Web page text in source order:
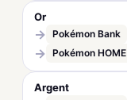
Or
→ Pokémon Bank
→ Pokémon HOME
Argent